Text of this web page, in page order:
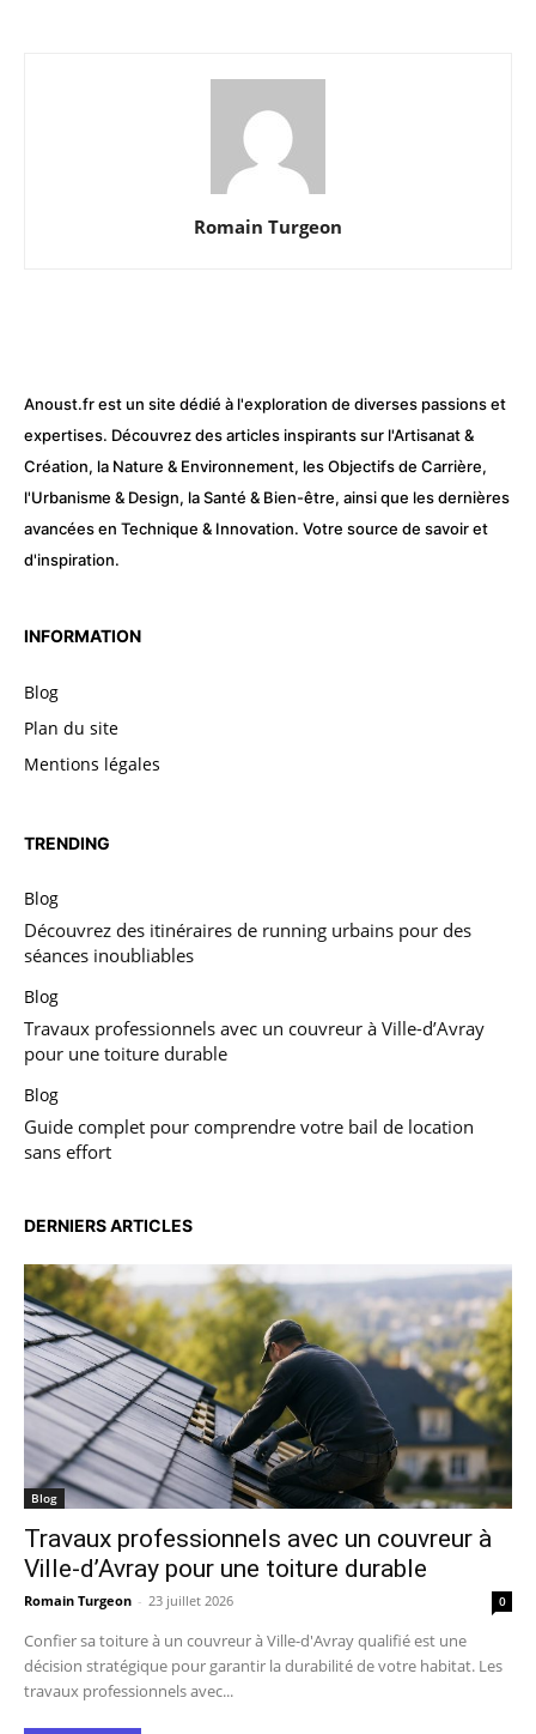
Romain Turgeon
Anoust.fr est un site dédié à l'exploration de diverses passions et
expertises. Découvrez des articles inspirants sur l'Artisanat &
Création, la Nature & Environnement, les Objectifs de Carrière,
l'Urbanisme & Design, la Santé & Bien-être, ainsi que les dernières
avancées en Technique & Innovation. Votre source de savoir et
d'inspiration.
INFORMATION
Blog
Plan du site
Mentions légales
TRENDING
Blog
Découvrez des itinéraires de running urbains pour des
séances inoubliables
Blog
Travaux professionnels avec un couvreur à Ville-d’Avray
pour une toiture durable
Blog
Guide complet pour comprendre votre bail de location
sans effort
DERNIERS ARTICLES
Blog
Travaux professionnels avec un couvreur à
Ville-d’Avray pour une toiture durable
Romain Turgeon - 23 juillet 2026 0
Confier sa toiture à un couvreur à Ville-d'Avray qualifié est une
décision stratégique pour garantir la durabilité de votre habitat. Les
travaux professionnels avec...